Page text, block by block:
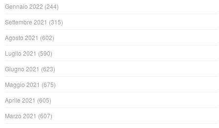
Gennaio 2022 (244)
Settembre 2021 (315)
Agosto 2021 (602)
Luglio 2021 (590)
Giugno 2021 (623)
Maggio 2021 (675)
Aprile 2021 (605)
Marzo 2021 (607)